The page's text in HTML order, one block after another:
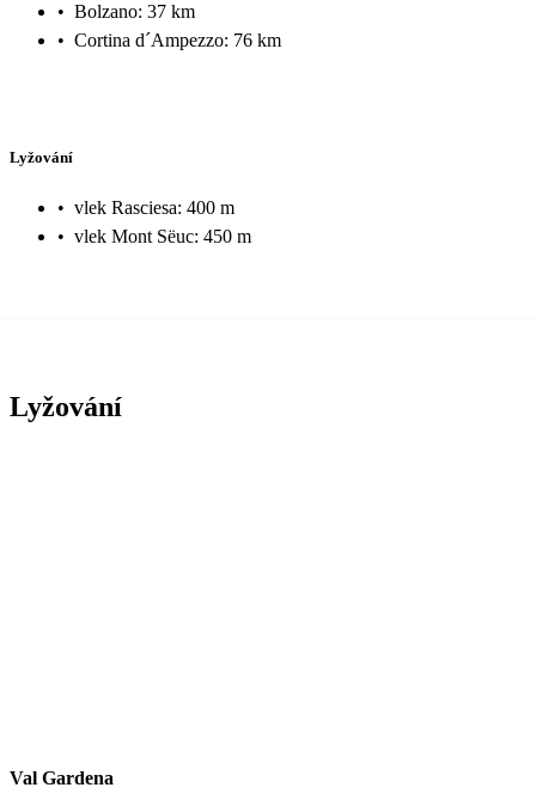
• Bolzano: 37 km
• Cortina d´Ampezzo: 76 km
Lyžování
• vlek Rasciesa: 400 m
• vlek Mont Sëuc: 450 m
Lyžování
Val Gardena